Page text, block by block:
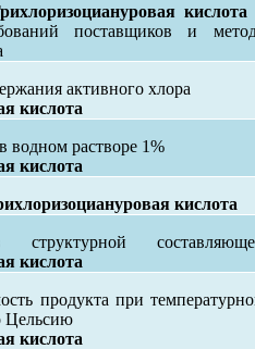
кислота
поставщиков и
активного хлора
кислота
водном растворе 1%
кислота
кислота
кислота
продукта при
Цельсию
кислота